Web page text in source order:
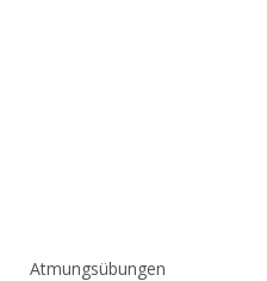
Atmungsübungen